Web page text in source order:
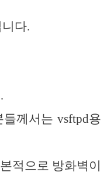
다.
께서는 vsftpd용
적으로 방화벽이